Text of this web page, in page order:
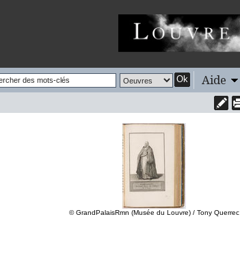
Ok Aide
© GrandPalaisRmn (Musée du Louvre) / Tony Querrec